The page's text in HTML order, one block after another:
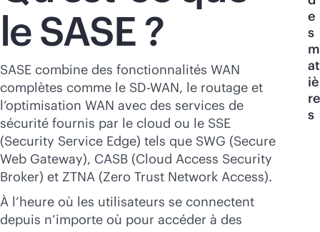
Votre panier est
actuellement vide
Rendez-vous dans la boutique HPE pour
découvrir, configurer et commander.
Acheter maintenant
le SASE ?
SASE combine des fonctionnalités WAN
complètes comme le SD-WAN, le routage et
l’optimisation WAN avec des services de
sécurité fournis par le cloud ou le SSE
(Security Service Edge) tels que SWG (Secure
Web Gateway), CASB (Cloud Access Security
Broker) et ZTNA (Zero Trust Network Access).
À l’heure où les utilisateurs se connectent
depuis n’importe où pour accéder à des
e
s
m
at
iè
re
s